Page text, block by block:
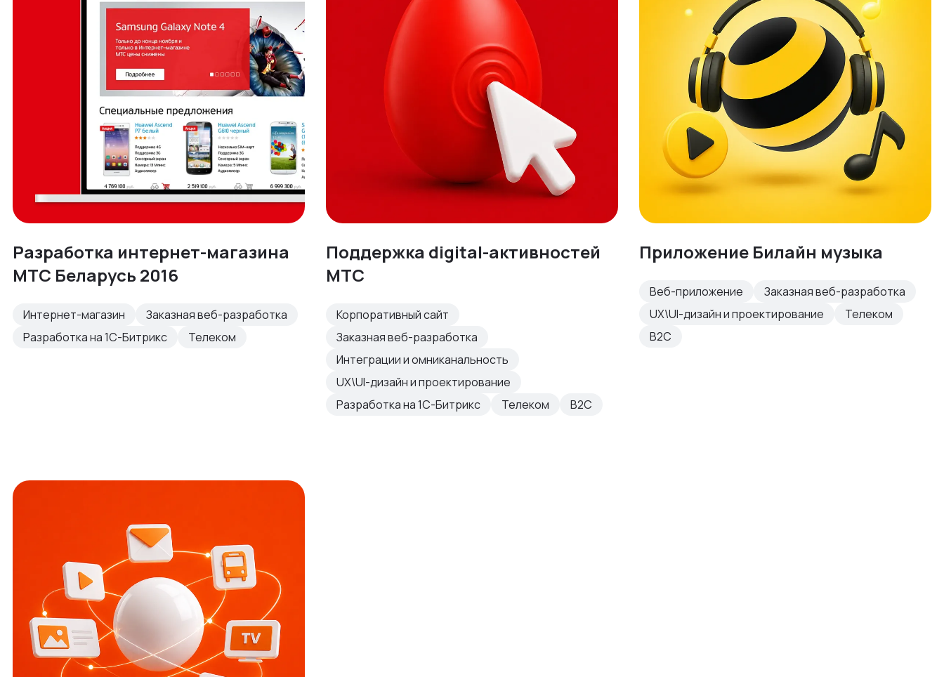
Разработка интернет-магазина
МТС Беларусь 2016
Интернет-магазин
Заказная веб-разработка
Разработка на 1С-Битрикс
Телеком
Поддержка digital-активностей
МТС
Корпоративный сайт
Заказная веб-разработка
Интеграции и омниканальность
UX\UI-дизайн и проектирование
Разработка на 1С-Битрикс
Телеком B2C
Приложение Билайн музыка
Веб-приложение
Заказная веб-разработка
UX\UI-дизайн и проектирование
Телеком
B2C